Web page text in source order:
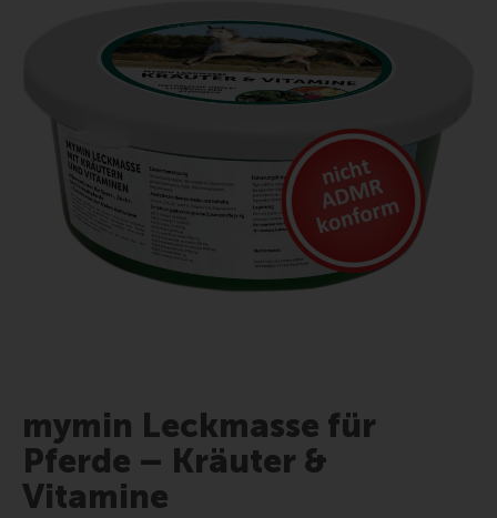
mymin Leckmasse für
Pferde – Kräuter &
Vitamine